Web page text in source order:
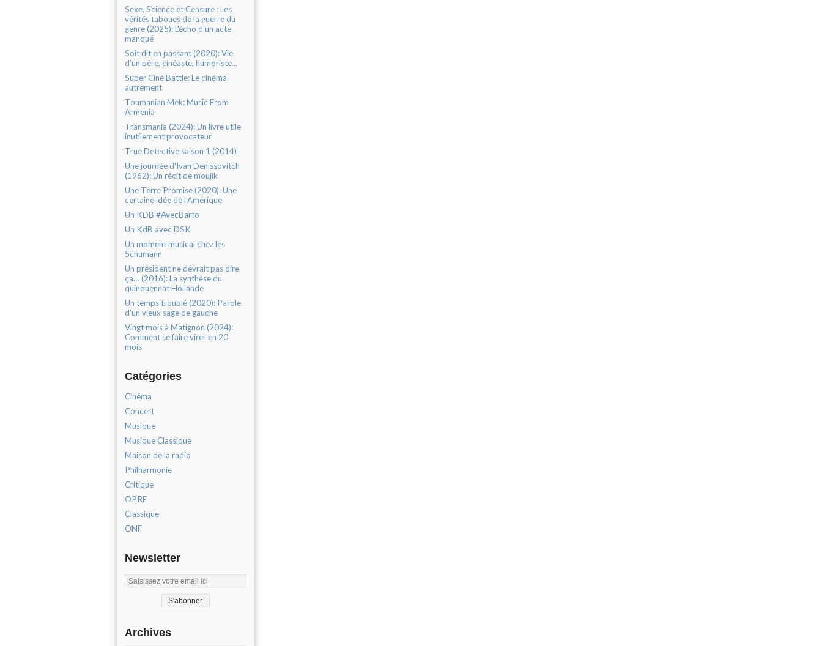
Sexe, Science et Censure : Les
vérités taboues de la guerre du
genre (2025): L'écho d'un acte
manqué
Soit dit en passant (2020): Vie
d'un père, cinéaste, humoriste...
Super Ciné Battle: Le cinéma
autrement
Toumanian Mek: Music From
Armenia
Transmania (2024): Un livre utile
inutilement provocateur
True Detective saison 1 (2014)
Une journée d'Ivan Denissovitch
(1962): Un récit de moujik
Une Terre Promise (2020): Une
certaine idée de l’Amérique
Un KDB #AvecBarto
Un KdB avec DSK
Un moment musical chez les
Schumann
Un président ne devrait pas dire
ça… (2016): La synthèse du
quinquennat Hollande
Un temps troublé (2020): Parole
d'un vieux sage de gauche
Vingt mois à Matignon (2024):
Comment se faire virer en 20
mois
Catégories
Cinéma
Concert
Musique
Musique Classique
Maison de la radio
Philharmonie
Critique
OPRF
Classique
ONF
Newsletter
Archives